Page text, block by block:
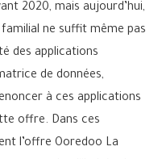
2020, mais aujourd’hui,
ne suffit même pas
des applications
de données,
à ces applications
offre. Dans ces
l’offre Ooredoo La